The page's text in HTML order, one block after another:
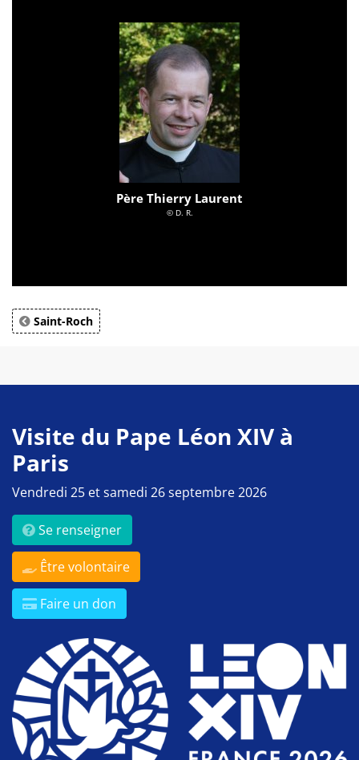
Père Thierry Laurent
© D. R.
Saint-Roch
Visite du Pape Léon XIV à
Paris
Vendredi 25 et samedi 26 septembre 2026
Se renseigner
Être volontaire
Faire un don